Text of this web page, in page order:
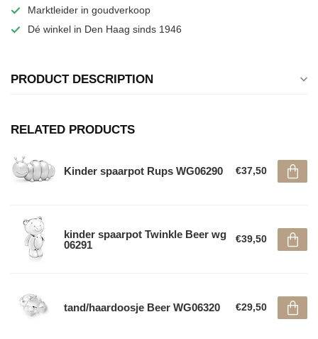
Marktleider in goudverkoop
Dé winkel in Den Haag sinds 1946
PRODUCT DESCRIPTION
RELATED PRODUCTS
Kinder spaarpot Rups WG06290 €37,50
kinder spaarpot Twinkle Beer wg
06291
€39,50
tand/haardoosje Beer WG06320 €29,50